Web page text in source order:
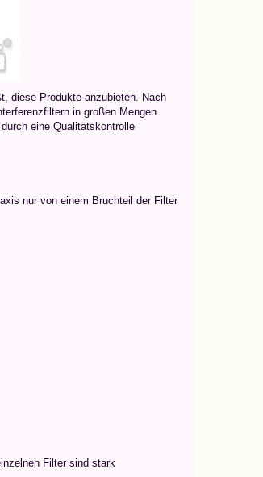
diese Produkte anzubieten. Nach
in großen Mengen
eine Qualitätskontrolle
nur von einem Bruchteil der Filter
Filter sind stark